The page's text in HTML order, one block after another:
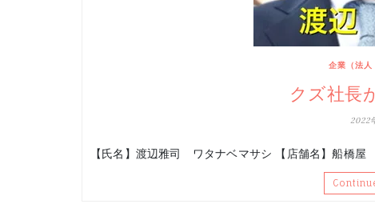
企業（法人
クズ社長
2022
【氏名】渡辺雅司 ワタナベマサシ 【店舗名】船橋